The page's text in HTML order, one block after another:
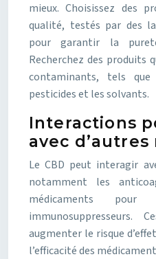
mieux. Choisissez des
qualité, testés par des
pour garantir la
Recherchez des produits
contaminants, tels
pesticides et les solvants.
Interactions
avec
Le CBD peut interagir
notamment les
médicaments
immunosuppresseurs.
augmenter le risque
l’efficacité des